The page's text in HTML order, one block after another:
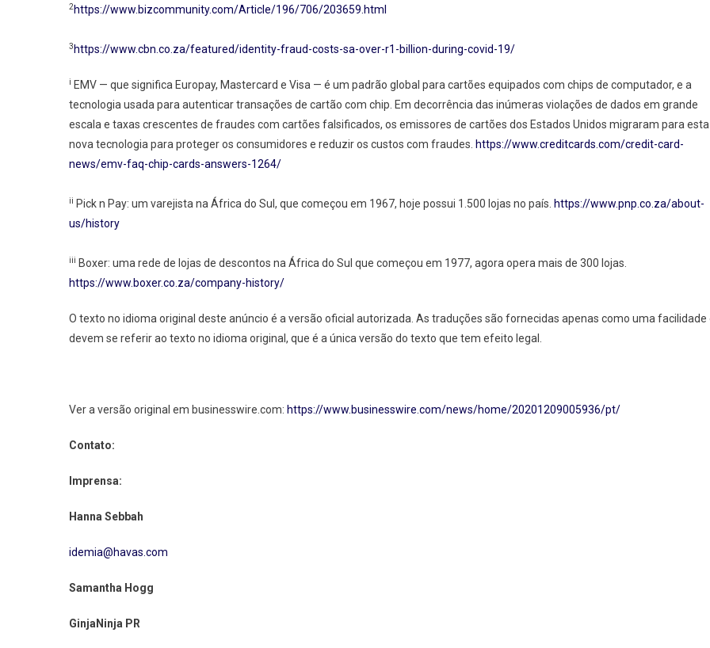
2https://www.bizcommunity.com/Article/196/706/203659.html
3 https://www.cbn.co.za/featured/identity-fraud-costs-sa-over-r1-billion-during-covid-19/
i EMV — que significa Europay, Mastercard e Visa — é um padrão global para cartões equipados com chips de computador, e a
tecnologia usada para autenticar transações de cartão com chip. Em decorrência das inúmeras violações de dados em grande
escala e taxas crescentes de fraudes com cartões falsificados, os emissores de cartões dos Estados Unidos migraram para esta
nova tecnologia para proteger os consumidores e reduzir os custos com fraudes. https://www.creditcards.com/credit-card-
news/emv-faq-chip-cards-answers-1264/
ii Pick n Pay: um varejista na África do Sul, que começou em 1967, hoje possui 1.500 lojas no país. https://www.pnp.co.za/about-
us/history
iii Boxer: uma rede de lojas de descontos na África do Sul que começou em 1977, agora opera mais de 300 lojas.
https://www.boxer.co.za/company-history/
O texto no idioma original deste anúncio é a versão oficial autorizada. As traduções são fornecidas apenas como uma facilidade
devem se referir ao texto no idioma original, que é a única versão do texto que tem efeito legal.
Ver a versão original em businesswire.com: https://www.businesswire.com/news/home/20201209005936/pt/
Contato:
Imprensa:
Hanna Sebbah
idemia@havas.com
Samantha Hogg
GinjaNinja PR